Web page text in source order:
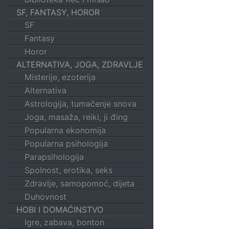
SF, FANTASY, HOROR
SF
Fantasy
Horor
ALTERNATIVA, JOGA, ZDRAVLJE
Misterije, ezoterija
Alternativa
Astrologija, tumačenje snova
Joga, masaža, reiki, ji đing
Popularna ekonomija
Popularna psihologija
Parapsihologija
Spolnost, erotika, seks
Zdravlje, samopomoć, dijeta
Duhovnost
HOBI I DOMAĆINSTVO
Igre, zabava, bonton